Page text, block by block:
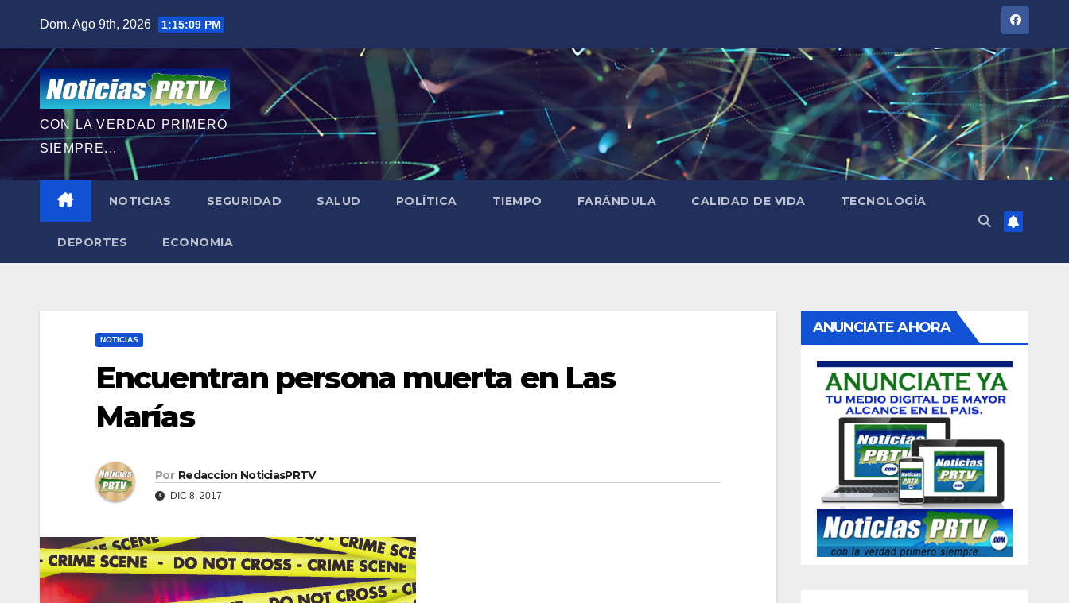
contenido
Dom. Ago 9th, 2026 1:15:10 PM
CON LA VERDAD PRIMERO
SIEMPRE...
NOTICIAS SEGURIDAD SALUD POLÍTICA TIEMPO FARÁNDULA CALIDAD DE VIDA TECNOLOGÍA
DEPORTES ECONOMIA
NOTICIAS
Encuentran persona muerta en Las
Marías
Por Redaccion NoticiasPRTV
DIC 8, 2017
ANUNCIATE AHORA